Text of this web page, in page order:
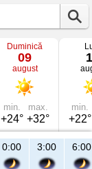
Duminică
09
august
min.
+24°
max.
+32°
min.
+22°
0:00 3:00 6:00